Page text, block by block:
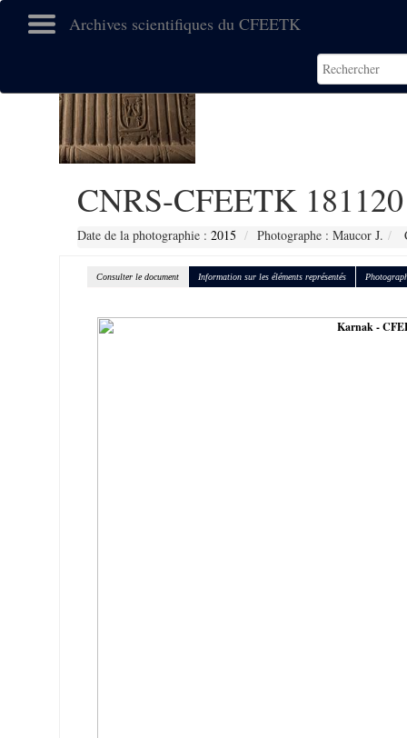
Archives scientifiques du CFEETK
CNRS-CFEETK 181120
Date de la photographie : 2015 Photographe : Maucor J.
Consulter le document Information sur les éléments représentés